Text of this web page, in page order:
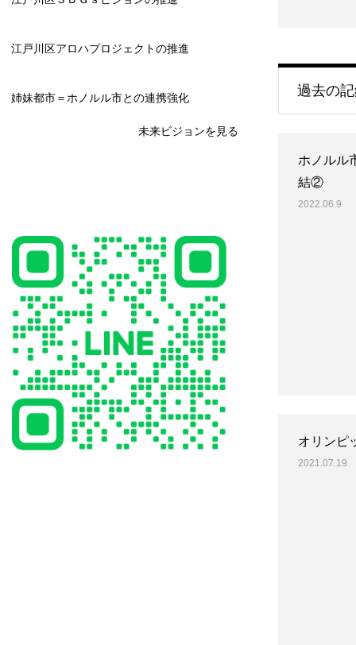
過去の
ホノルル
結②
2022.06.9
オリンピ
2021.07.19
江戸川区アロハプロジェクトの推進
姉妹都市＝ホノルル市との連携強化
未来ビジョンを見る